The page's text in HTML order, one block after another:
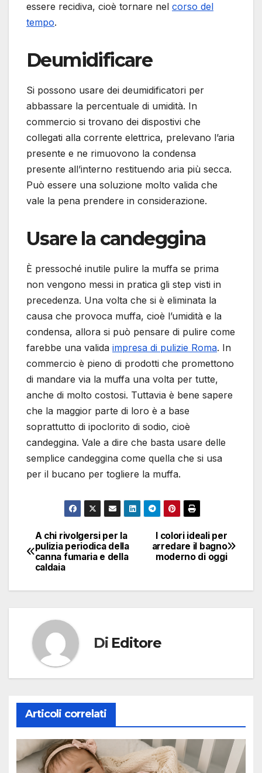
essere recidiva, cioè tornare nel corso del
tempo.
Deumidificare
Si possono usare dei deumidificatori per
abbassare la percentuale di umidità. In
commercio si trovano dei dispostivi che
collegati alla corrente elettrica, prelevano l’aria
presente e ne rimuovono la condensa
presente all’interno restituendo aria più secca.
Può essere una soluzione molto valida che
vale la pena prendere in considerazione.
Usare la candeggina
È pressoché inutile pulire la muffa se prima
non vengono messi in pratica gli step visti in
precedenza. Una volta che si è eliminata la
causa che provoca muffa, cioè l’umidità e la
condensa, allora si può pensare di pulire come
farebbe una valida impresa di pulizie Roma. In
commercio è pieno di prodotti che promettono
di mandare via la muffa una volta per tutte,
anche di molto costosi. Tuttavia è bene sapere
che la maggior parte di loro è a base
soprattutto di ipoclorito di sodio, cioè
candeggina. Vale a dire che basta usare delle
semplice candeggina come quella che si usa
per il bucano per togliere la muffa.
Navigazione
articoli
I colori ideali per
arredare il bagno
moderno di oggi
A chi rivolgersi per la
pulizia periodica della
canna fumaria e della
caldaia
Di Editore
Articoli correlati